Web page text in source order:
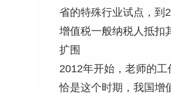
省的特殊行业试点，到
增值税一般纳税人抵扣
扩围
2012年开始，老师的
恰是这个时期，我国增